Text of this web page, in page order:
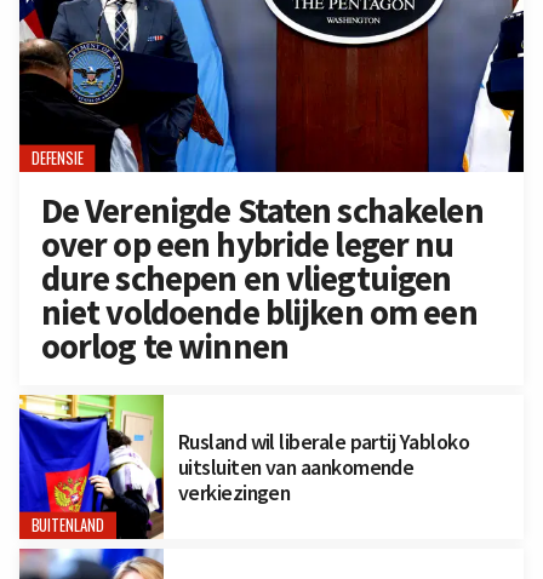
DEFENSIE
De Verenigde Staten schakelen
over op een hybride leger nu
dure schepen en vliegtuigen
niet voldoende blijken om een
oorlog te winnen
BUITENLAND
Rusland wil liberale partij Yabloko
uitsluiten van aankomende
verkiezingen